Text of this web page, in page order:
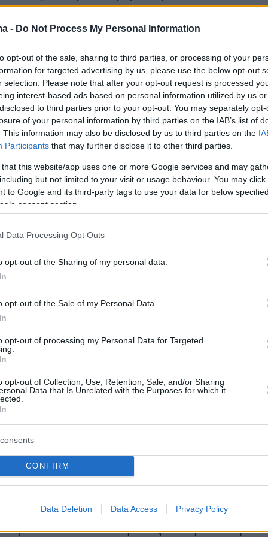
- Do Not Process My Personal Information
opt-out of the sale, sharing to third parties, or processing of your
for targeted advertising by us, please use the below opt-out
selection. Please note that after your opt-out request is processed
interest-based ads based on personal information utilized by us
to third parties prior to your opt-out. You may separately
of your personal information by third parties on the IAB’s list of
This information may also be disclosed by us to third parties on the
Participants that may further disclose it to other third parties.
that this website/app uses one or more Google services and may
but not limited to your visit or usage behaviour. You may
to Google and its third-party tags to use your data for below
consent section.
Data Processing Opt Outs
opt-out of the Sharing of my personal data.
opt-out of the Sale of my Personal Data.
opt-out of processing my Personal Data for Targeted
opt-out of Collection, Use, Retention, Sale, and/or Sharing
Data that Is Unrelated with the Purposes for which it
CONFIRM
Data Deletion Data Access Privacy Policy
και Σωφρονιστικός Κώδικας».
η αντίδραση των βουλευτών της ΝΔ που
αξιωματική αντιπολίτευση ότι στηρίζει
τον τρομοκράτη της 17Ν Σάββα Ξηρό ο κ.
(ΣΥΡΙΖΑ) επιχείρησε να
την στάση των βουλευτών του ΣΥΡΙΖΑ
Κατριβάνου οι οποίοι
υπέρ της αποφυλάκισης του
λόγους υγείας. «Μάρτυρες πήγαν
υγείας πολλά από τα οποία
μέσα στην φυλακή. Γιατί; Διότι ο
από το Σύνταγμα και από το νόμο διάλεξε
είπε ο κ. Διαμαντόπουλος.
είστε μεταξύ της λογικής των
και της λογικής να στηρίζετε τρομοκράτες»
Ιορδάνης Τζαμτζής (ΝΔ).
επανήλθε υποστηρίζοντας ότι
οι δηλώσεις του από την «μονταζιέρα»
κυβέρνηση λέγοντας πως «τρομοκρατεί»
σας έστειλε και τον Φύσσα στο
Πρόσθεσε δε ότι οι γονείς των